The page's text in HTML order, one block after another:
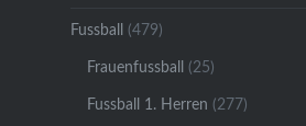
Fussball (479)
Frauenfussball (25)
Fussball 1. Herren (277)